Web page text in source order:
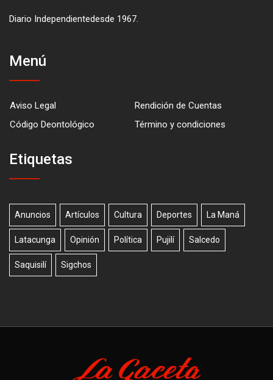
Diario Independientedesde 1967.
Menú
Aviso Legal
Rendición de Cuentas
Código Deontológico
Término y condiciones
Etiquetas
Anuncios Artículos Cultura Deportes La Maná
Latacunga Opinión Política Pujilí Salcedo
Saquisilí Sigchos